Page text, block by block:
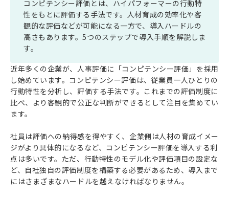
コンピテンシー評価とは、ハイパフォーマーの行動特
性をもとに評価する手法です。人材育成の効率化や客
観的な評価などが可能になる一方で、導入ハードルの
高さもあります。5つのステップで導入手順を解説しま
す。
近年多くの企業が、人事評価に「コンピテンシー評価」を採用
し始めています。コンピテンシー評価は、従業員一人ひとりの
行動特性を分析し、評価する手法です。これまでの評価制度に
比べ、より客観的で公正な判断ができるとして注目を集めてい
ます。
社員は評価への納得感を得やすく、企業側は人材の育成イメー
ジがより具体的になるなど、コンピテンシー評価を導入する利
点は多いです。ただ、行動特性のモデル化や評価項目の設定な
ど、自社独自の評価制度を構築する必要があるため、導入まで
にはさまざまなハードルを越えなければなりません。